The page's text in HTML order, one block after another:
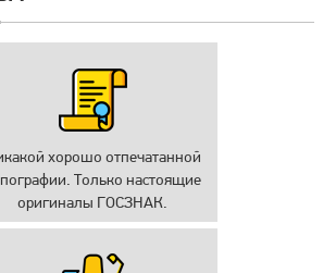
хорошо отпечатанной
Только настоящие
оригиналы ГОСЗНАК.